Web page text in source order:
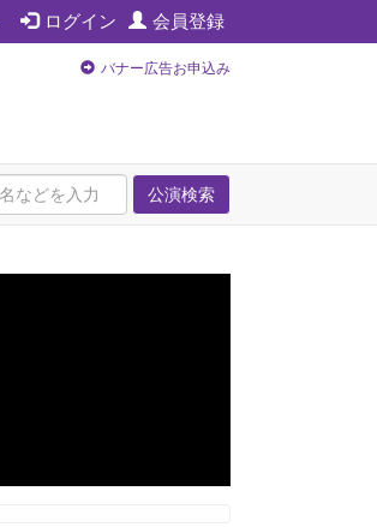
ログイン 会員登録
バナー広告お申込み
公演検索